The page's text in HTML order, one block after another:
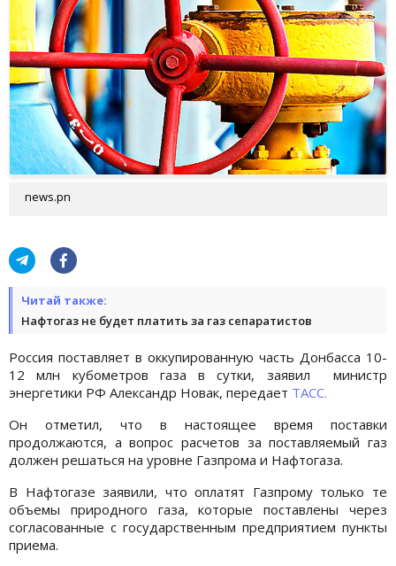
news.pn
Читай также:
Нафтогаз не будет платить за газ сепаратистов
Россия поставляет в оккупированную часть Донбасса 10-
12 млн кубометров газа в сутки, заявил министр
энергетики РФ Александр Новак, передает ТАСС.
Он отметил, что в настоящее время поставки
продолжаются, а вопрос расчетов за поставляемый газ
должен решаться на уровне Газпрома и Нафтогаза.
В Нафтогазе заявили, что оплатят Газпрому только те
объемы природного газа, которые поставлены через
согласованные с государственным предприятием пункты
приема.